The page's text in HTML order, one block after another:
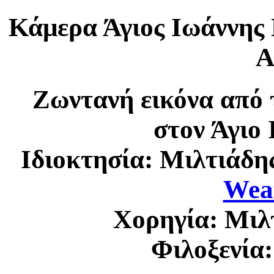
Κάμερα Άγιος
Ζωντανή εικόνα από
στον
Ιδιοκτησία:
Χορηγία: